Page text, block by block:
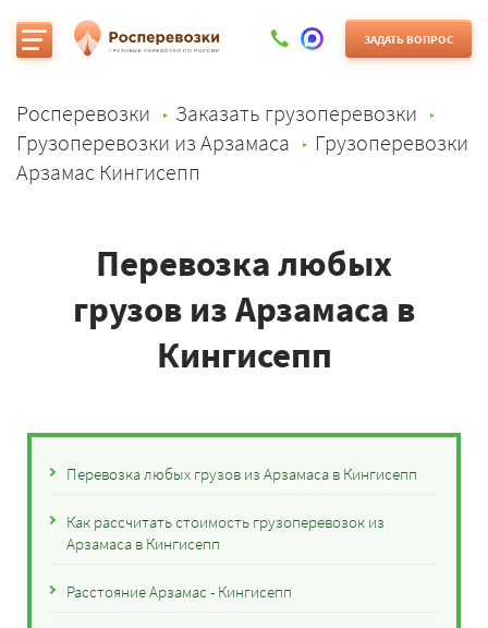
ЗАДАТЬ ВОПРОС
Росперевозки
Заказать грузоперевозки
Грузоперевозки из Арзамаса
Грузоперевозки
Арзамас Кингисепп
Перевозка любых
грузов из Арзамаса в
Кингисепп
Перевозка любых грузов из Арзамаса в Кингисепп
Как рассчитать стоимость грузоперевозок из
Арзамаса в Кингисепп
Расстояние Арзамас - Кингисепп